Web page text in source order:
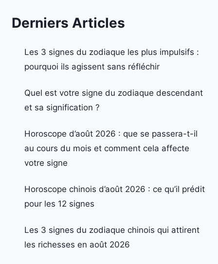
Derniers Articles
Les 3 signes du zodiaque les plus impulsifs :
pourquoi ils agissent sans réfléchir
Quel est votre signe du zodiaque descendant
et sa signification ?
Horoscope d’août 2026 : que se passera-t-il
au cours du mois et comment cela affecte
votre signe
Horoscope chinois d’août 2026 : ce qu’il prédit
pour les 12 signes
Les 3 signes du zodiaque chinois qui attirent
les richesses en août 2026